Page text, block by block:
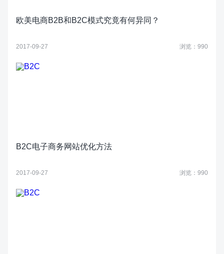
欧美电商B2B和B2C模式究竟有何异同？
2017-09-27 浏览：990
B2C电子商务网站优化方法
2017-09-27 浏览：990